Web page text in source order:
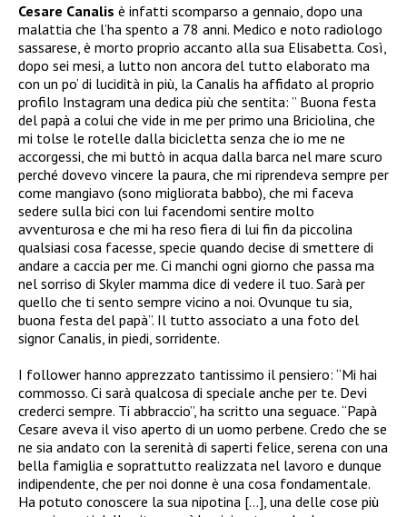
Cesare Canalis è infatti scomparso a gennaio, dopo una
malattia che l’ha spento a 78 anni. Medico e noto radiologo
sassarese, è morto proprio accanto alla sua Elisabetta. Così,
dopo sei mesi, a lutto non ancora del tutto elaborato ma
con un po’ di lucidità in più, la Canalis ha affidato al proprio
profilo Instagram una dedica più che sentita: ” Buona festa
del papà a colui che vide in me per primo una Briciolina, che
mi tolse le rotelle dalla bicicletta senza che io me ne
accorgessi, che mi buttò in acqua dalla barca nel mare scuro
perché dovevo vincere la paura, che mi riprendeva sempre per
come mangiavo (sono migliorata babbo), che mi faceva
sedere sulla bici con lui facendomi sentire molto
avventurosa e che mi ha reso fiera di lui fin da piccolina
qualsiasi cosa facesse, specie quando decise di smettere di
andare a caccia per me. Ci manchi ogni giorno che passa ma
nel sorriso di Skyler mamma dice di vedere il tuo. Sarà per
quello che ti sento sempre vicino a noi. Ovunque tu sia,
buona festa del papà”. Il tutto associato a una foto del
signor Canalis, in piedi, sorridente.
I follower hanno apprezzato tantissimo il pensiero: “Mi hai
commosso. Ci sarà qualcosa di speciale anche per te. Devi
crederci sempre. Ti abbraccio”, ha scritto una seguace. “Papà
Cesare aveva il viso aperto di un uomo perbene. Credo che se
ne sia andato con la serenità di saperti felice, serena con una
bella famiglia e soprattutto realizzata nel lavoro e dunque
indipendente, che per noi donne è una cosa fondamentale.
Ha potuto conoscere la sua nipotina […], una delle cose più